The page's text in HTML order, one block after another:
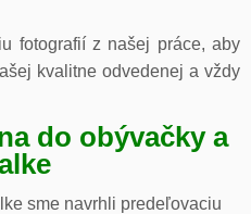
fotografií z našej práce, aby
kvalitne odvedenej a vždy
do obývačky a
sme navrhli predeľovaciu